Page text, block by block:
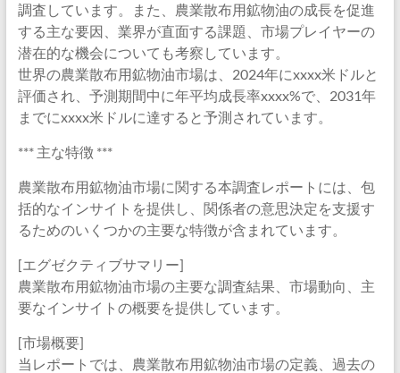
調査しています。また、農業散布用鉱物油の成長を促進
する主な要因、業界が直面する課題、市場プレイヤーの
潜在的な機会についても考察しています。
世界の農業散布用鉱物油市場は、2024年にxxxx米ドルと
評価され、予測期間中に年平均成長率xxxx%で、2031年
までにxxxx米ドルに達すると予測されています。
*** 主な特徴 ***
農業散布用鉱物油市場に関する本調査レポートには、包
括的なインサイトを提供し、関係者の意思決定を支援す
るためのいくつかの主要な特徴が含まれています。
[エグゼクティブサマリー]
農業散布用鉱物油市場の主要な調査結果、市場動向、主
要なインサイトの概要を提供しています。
[市場概要]
当レポートでは、農業散布用鉱物油市場の定義、過去の